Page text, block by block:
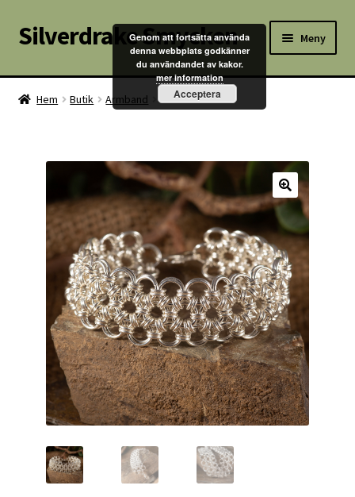
Hoppa
till
Hoppa
till
Silverdrake Smycken Meny
Hem
Kontakta oss
Butik
Kassan
Mitt konto
Hem Butik Armband Fantasia
Genom att fortsätta använda
denna webbplats godkänner
du användandet av kakor.
mer information
Acceptera